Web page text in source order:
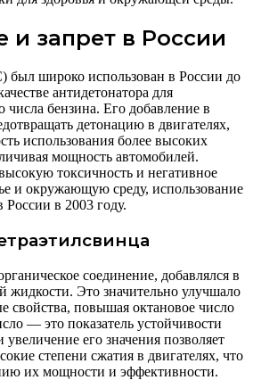
и запрет в России
был широко использован в России до
антидетонатора для
бензина. Его добавление в
детонацию в двигателях,
использования более высоких
мощность автомобилей.
токсичность и негативное
и окружающую среду, использование
в 2003 году.
соединение, добавлялся в
жидкости. Это значительно улучшало
свойства, повышая октановое число
— это показатель устойчивости
его значения позволяет
степени сжатия в двигателях, что
их мощности и эффективности.